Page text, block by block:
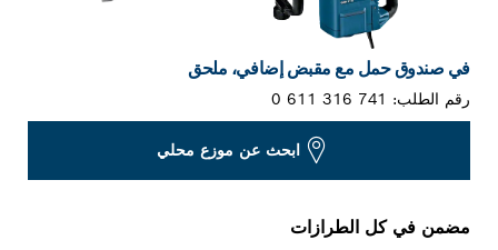
في صندوق حمل مع مقبض إضافي، ملحق
رقم الطلب:0 611 316 741
ابحث عن موزع محلي
مضمن في كل الطرازات